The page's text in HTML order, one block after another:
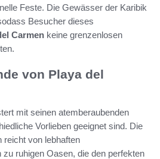
Feste. Die Gewässer der Karibik
Besucher dieses
Carmen keine grenzenlosen
von Playa del
mit seinen atemberaubenden
Vorlieben geeignet sind. Die
reicht von lebhaften
ruhigen Oasen, die den perfekten